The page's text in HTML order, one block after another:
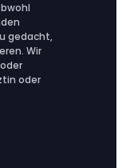
gedacht,
Wir
oder